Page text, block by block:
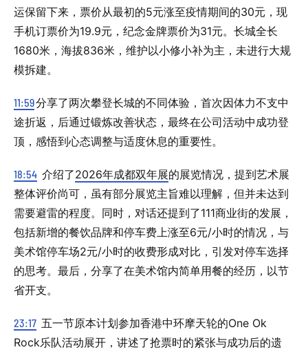
运保留下来，票价从最初的5元涨至疫情期间的30元，现
手机订票价为19.9元，纪念金牌票价为31元。长城全长
1680米，海拔836米，维护以小修小补为主，未进行大规
模拆建。
11:59分享了两次攀登长城的不同体验，首次因体力不支中
途折返，后通过锻炼改善状态，最终在公司活动中成功登
顶，感悟到心态调整与适度休息的重要性。
18:54 介绍了2026年成都双年展的展览情况，提到艺术展
整体评价尚可，虽有部分展览主旨难以理解，但并未达到
需要避雷的程度。同时，对话还提到了111商业街的发展，
包括新增的餐饮品牌和停车费上涨至6元/小时的情况，与
美术馆停车场2元/小时的收费形成对比，引发对停车选择
的思考。最后，分享了在美术馆内简单用餐的经历，以节
省开支。
23:17 五一节原本计划参加香港中环摩天轮的One Ok
Rock乐队活动展开，讲述了抢票时的紧张与成功后的遗